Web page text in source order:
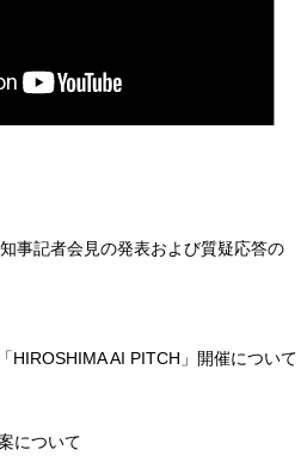
事記者会見の発表および質疑応答の
HIROSHIMA AI PITCH」開催について
について